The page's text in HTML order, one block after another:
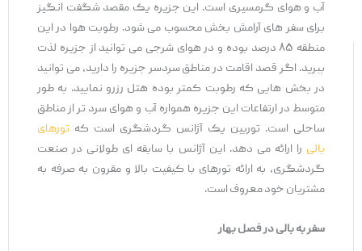
آب و هوای گرمسیری است. این جزیره یک مقصد شگفت ‌انگیز
برای سفر های آرامش بخش محسوب می ‌شود. رطوبت هوا در این
منطقه ۸۵ درصد بوده و در هوای شرجی می توانید از جزیره لذت
ببرید. اگر قصد اقامت در مناطق سردسر جزیره را دارید، می توانید
در بخش هایی که رطوبت کمتر بوده هتل رزرو نمایید. به طور
متوسط در ارتفاعات این جزیره همواره آب و هوای سرد تر از مناطق
ساحلی است. توربین یک آژانس گردشگری است کهتورهای
بالیرا ارائه می دهد. این آژانس با سابقه ای طولانی در صنعت
گردشگری، به ارائه تورهای با کیفیت بالا و مقرون به صرفه به
مشتریان خود معروف است.
سفر به بالی در فصل بهار